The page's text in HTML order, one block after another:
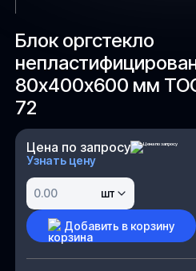
Блок оргстекло
80х400х600 мм
72
Цена по запросу
Узнать цену
шт
Добавить в корзину